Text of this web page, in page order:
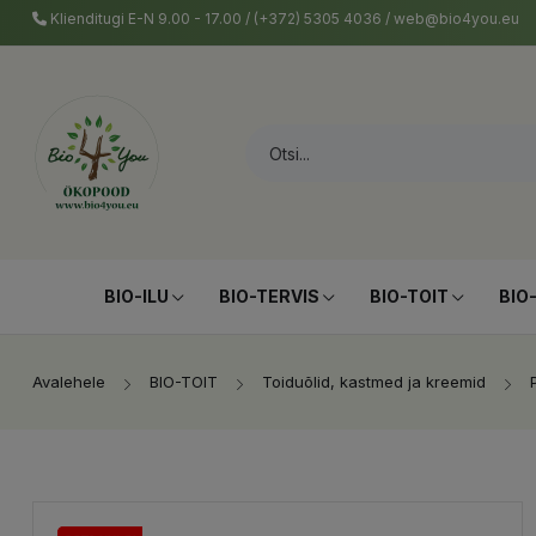
Klienditugi E-N 9.00 - 17.00 / (+372) 5305 4036 / web@bio4you.eu
BIO-ILU BIO-TERVIS BIO-TOIT
Avalehele BIO-TOIT Toiduõlid, kastmed ja kreemid